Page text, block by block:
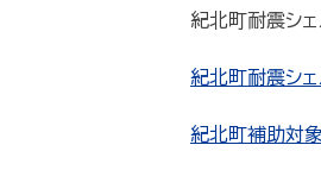
紀北町耐震シ
紀北町耐震シ
紀北町補助対